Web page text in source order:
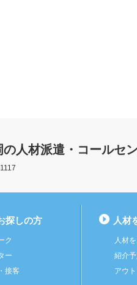
の人材派遣・コールセ
探しの方
ク
ー
接客
人材
人材
紹介
アウ